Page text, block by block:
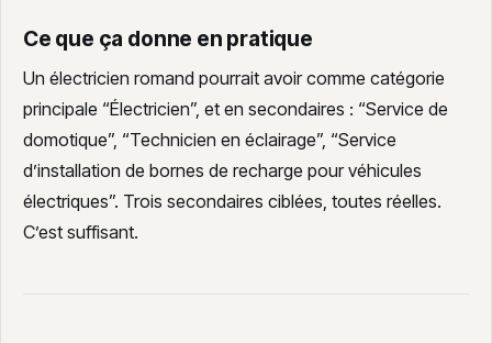
Ce que ça donne en pratique
Un électricien romand pourrait avoir comme catégorie
principale “Électricien”, et en secondaires : “Service de
domotique”, “Technicien en éclairage”, “Service
d’installation de bornes de recharge pour véhicules
électriques”. Trois secondaires ciblées, toutes réelles.
C’est suffisant.